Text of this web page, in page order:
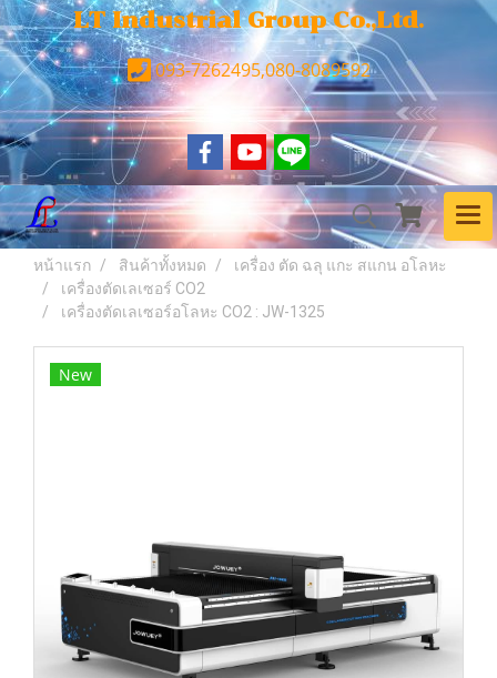
LT Industrial Group Co.,Ltd.
093-7262495,080-8089592
หน้าแรก สินค้าทั้งหมด
เครื่อง ตัด ฉลุ แกะ สแกน อโลหะ
เครื่องตัดเลเซอร์ CO2
เครื่องตัดเลเซอร์อโลหะ CO2 : JW-1325
New